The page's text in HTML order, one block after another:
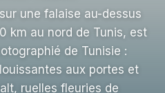
une falaise au-dessus
km au nord de Tunis, est
de Tunisie :
aux portes et
ruelles fleuries de